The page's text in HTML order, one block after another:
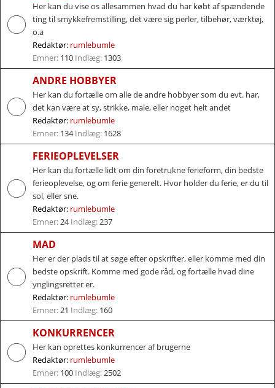
Her kan du vise os allesammen hvad du har købt af spændende
ting til smykkefremstilling, det være sig perler, tilbehør, værktøj,
o.a
Redaktør: rumlebumle
Emner: 110 Indlæg: 1303
ANDRE HOBBYER
Her kan du fortælle om alle de andre hobbyer som du evt. har,
det kan være at sy, strikke, male, eller noget helt andet
Redaktør: rumlebumle
Emner: 134Indlæg: 1628
FERIEOPLEVELSER
Her kan du fortælle lidt om din foretrukne ferieform, din bedste
ferieoplevelse, og om ferie generelt. Hvor holder du ferie, er du til
sol, eller sne.
Redaktør: rumlebumle
Emner:24Indlæg:237
MAD
Her er der plads til at søge efter opskrifter, eller komme med din
bedste opskrift. Komme med gode råd, og fortælle hvad dine
ynglingsretter er.
Redaktør: rumlebumle
Emner:21 Indlæg: 160
KONKURRENCER
Her kan oprettes konkurrencer af brugerne
Redaktør: rumlebumle
Emner: 100 Indlæg:2502